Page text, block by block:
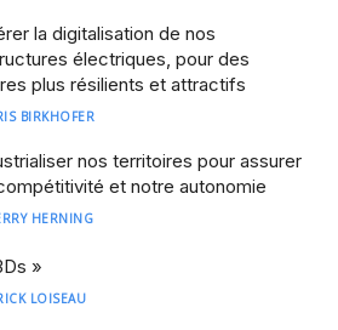
la digitalisation de nos
électriques, pour des
plus résilients et attractifs
BIRKHOFER
nos territoires pour assurer
et notre autonomie
HERNING
»
LOISEAU